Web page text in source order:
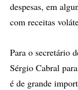
despesas, em
com receitas
Para o secretário
Sérgio Cabral
é de grande